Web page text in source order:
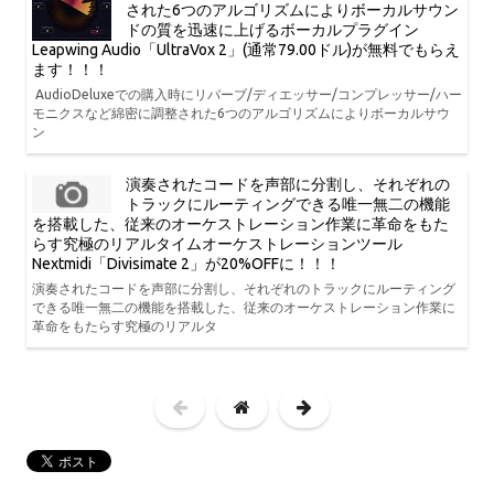
された6つのアルゴリズムによりボーカルサウン
ドの質を迅速に上げるボーカルプラグイン
Leapwing Audio「UltraVox 2」(通常79.00ドル)が無料でもらえ
ます！！！
AudioDeluxeでの購入時にリバーブ/ディエッサー/コンプレッサー/ハー
モニクスなど綿密に調整された6つのアルゴリズムによりボーカルサウ
ン
演奏されたコードを声部に分割し、それぞれの
トラックにルーティングできる唯一無二の機能
を搭載した、従来のオーケストレーション作業に革命をもた
らす究極のリアルタイムオーケストレーションツール
Nextmidi「Divisimate 2」が20%OFFに！！！
演奏されたコードを声部に分割し、それぞれのトラックにルーティング
できる唯一無二の機能を搭載した、従来のオーケストレーション作業に
革命をもたらす究極のリアルタ